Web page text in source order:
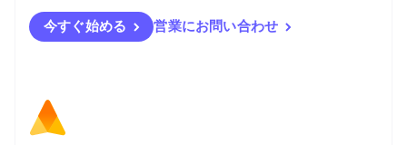
今すぐ始める 営業にお問い合わせ
ブラジル
PortuguêsEnglish
フランス
ベルギー
Nederlands